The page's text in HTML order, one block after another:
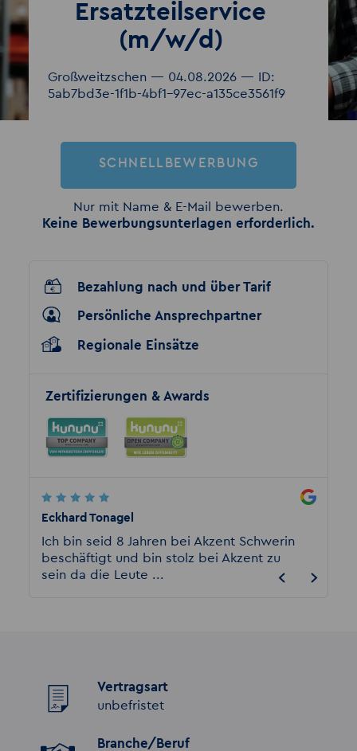
Ersatzteilservice
(m/w/d)
Großweitzschen — 04.08.2026 — ID:
5ab7bd3e-1f1b-4bf1-97ec-a135ce3561f9
SCHNELLBEWERBUNG
Nur mit Name & E-Mail bewerben.
Keine Bewerbungsunterlagen erforderlich.
Bezahlung nach und über Tarif
Persönliche Ansprechpartner
Regionale Einsätze
Zertifizierungen & Awards
Eckhard Tonagel
Ich bin seid 8 Jahren bei Akzent Schwerin
beschäftigt und bin stolz bei Akzent zu
sein da die Leute ...
im
Vertragsart
unbefristet
Branche/Beruf